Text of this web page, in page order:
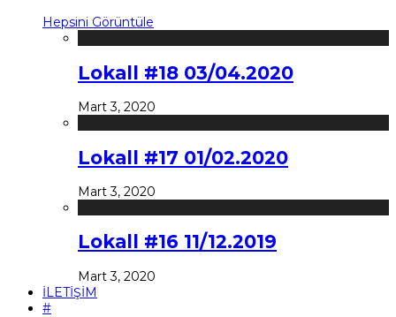
Hepsini Görüntüle
Lokall #18 03/04.2020
Mart 3, 2020
Lokall #17 01/02.2020
Mart 3, 2020
Lokall #16 11/12.2019
Mart 3, 2020
İLETİŞİM
#